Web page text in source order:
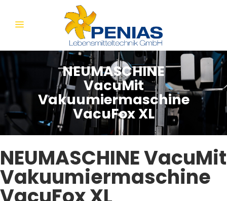
NEUMASCHINE
VacuMit
Vakuumiermaschine
VacuFox XL
NEUMASCHINE VacuMit
Vakuumiermaschine